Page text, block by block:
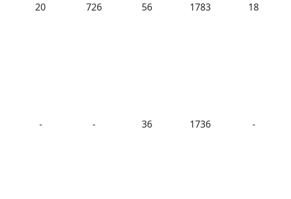
20 726 56 1783 18
- - 36 1736 -